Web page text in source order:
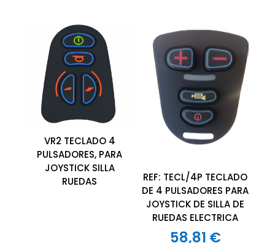
VR2 TECLADO 4
PULSADORES, PARA
JOYSTICK SILLA
RUEDAS
REF: TECL/4P TECLADO
DE 4 PULSADORES PARA
JOYSTICK DE SILLA DE
RUEDAS ELECTRICA
58,81 €